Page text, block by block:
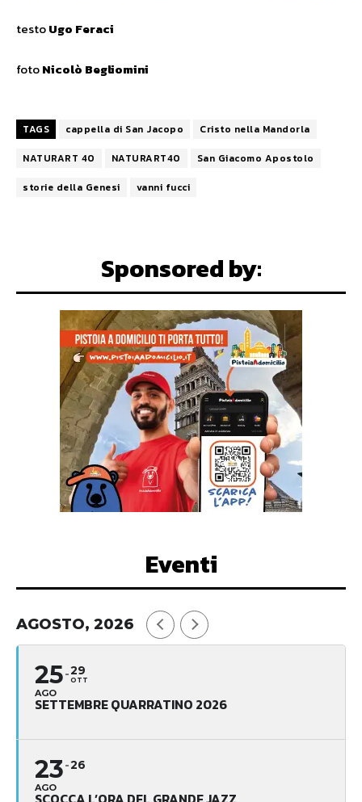
testoUgo Feraci
fotoNicolò Begliomini
TAGS cappella di San Jacopo
Cristo nella Mandorla
NATURART 40
NATURART40
San Giacomo Apostolo
storie della Genesi
vanni fucci
Sponsored by:
Eventi
AGOSTO, 2026
25
AGO
29
OTT
SETTEMBRE QUARRATINO 2026
23
AGO
26